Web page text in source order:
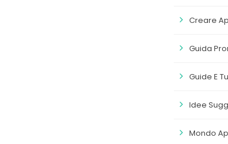
Creare
Guida
Guide E
Idee
Mondo